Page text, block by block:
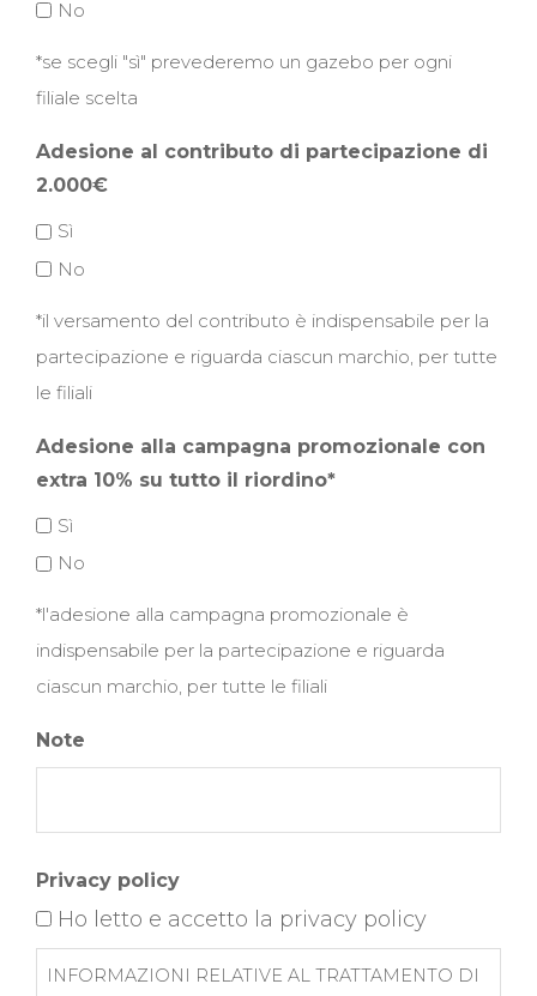
No
*se scegli "sì" prevederemo un gazebo per ogni
filiale scelta
Adesione al contributo di partecipazione di
2.000€
Sì
No
*il versamento del contributo è indispensabile per la
partecipazione e riguarda ciascun marchio, per tutte
le filiali
Adesione alla campagna promozionale con
extra 10% su tutto il riordino*
Sì
No
*l'adesione alla campagna promozionale è
indispensabile per la partecipazione e riguarda
ciascun marchio, per tutte le filiali
Note
Privacy policy
Ho letto e accetto la privacy policy
INFORMAZIONI RELATIVE AL TRATTAMENTO DI